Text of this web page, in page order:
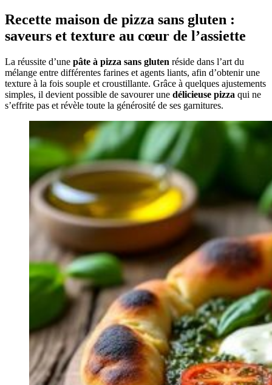
Recette maison de pizza sans gluten :
saveurs et texture au cœur de l’assiette
La réussite d’une pâte à pizza sans gluten réside dans l’art du
mélange entre différentes farines et agents liants, afin d’obtenir une
texture à la fois souple et croustillante. Grâce à quelques ajustements
simples, il devient possible de savourer une délicieuse pizza qui ne
s’effrite pas et révèle toute la générosité de ses garnitures.